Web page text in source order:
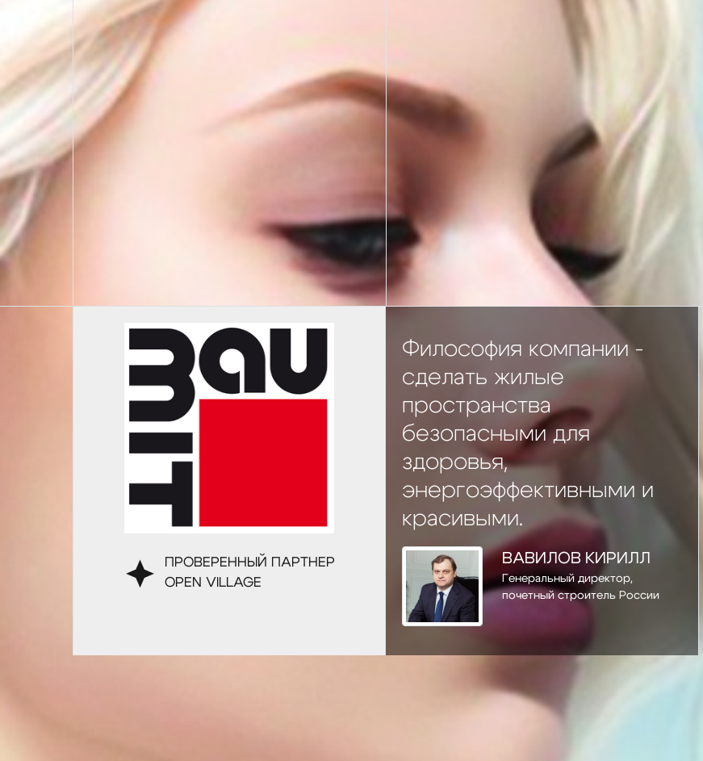
ПРОВЕРЕННЫЙ ПАРТНЕР
OPEN VILLAGE
Философия компании -
сделать жилые
пространства
безопасными для
здоровья,
энергоэффективными и
красивыми.
ВАВИЛОВ КИРИЛЛ
Генеральный директор,
почетный строитель России